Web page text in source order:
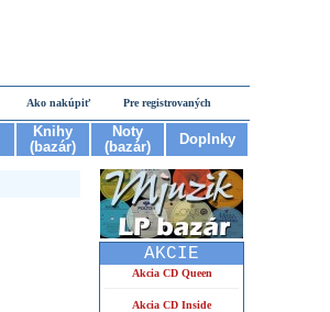
Ako nakúpiť Pre registrovaných
Knihy
(bazár)
Noty
(bazár)
Doplnky
AKCIE
Akcia CD Queen
Akcia CD Inside